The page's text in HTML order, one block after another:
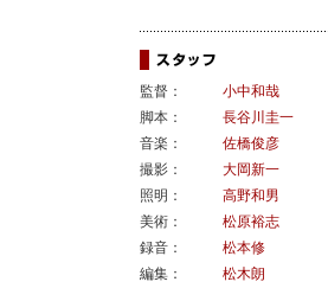
監督：
小中和哉
脚本：
長谷川圭一
音楽：
佐橋俊彦
撮影：
大岡新一
照明：
高野和男
美術：
松原裕志
録音：
松本修
編集：
松木朗